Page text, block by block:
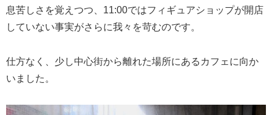
息苦しさを覚えつつ、11:00ではフィギュアショップが開店
していない事実がさらに我々を苛むのです。
仕方なく、少し中心街から離れた場所にあるカフェに向か
いました。